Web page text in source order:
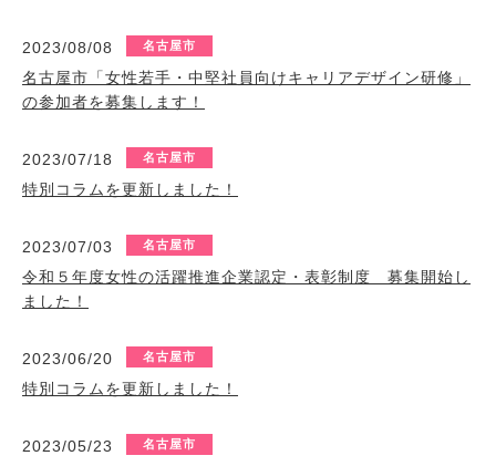
2023/08/08 名古屋市
名古屋市「女性若手・中堅社員向けキャリアデザイン研修」
の参加者を募集します！
2023/07/18 名古屋市
特別コラムを更新しました！
2023/07/03 名古屋市
令和５年度女性の活躍推進企業認定・表彰制度 募集開始し
ました！
2023/06/20 名古屋市
特別コラムを更新しました！
2023/05/23 名古屋市